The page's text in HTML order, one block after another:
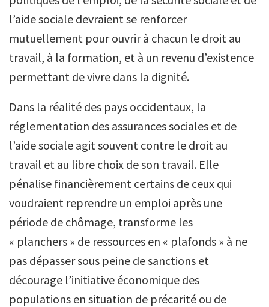
l’aide sociale devraient se renforcer
mutuellement pour ouvrir à chacun le droit au
travail, à la formation, et à un revenu d’existence
permettant de vivre dans la dignité.
Dans la réalité des pays occidentaux, la
réglementation des assurances sociales et de
l’aide sociale agit souvent contre le droit au
travail et au libre choix de son travail. Elle
pénalise financièrement certains de ceux qui
voudraient reprendre un emploi après une
période de chômage, transforme les
« planchers » de ressources en « plafonds » à ne
pas dépasser sous peine de sanctions et
décourage l’initiative économique des
populations en situation de précarité ou de